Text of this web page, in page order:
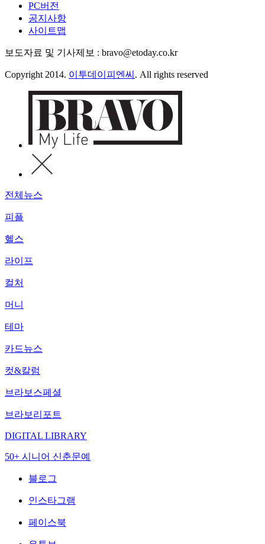
PC버전
공지사항
사이트맵
보도자료 및 기사제보 : bravo@etoday.co.kr
Copyright 2014. 이투데이피엔씨 . All rights reserved
전체뉴스
피플
헬스
라이프
컬처
머니
테마
카드뉴스
컷&칼럼
브라보스페셜
브라보리포트
DIGITAL LIBRARY
50+ 시니어 신춘문예
블로그
인스타그램
페이스북